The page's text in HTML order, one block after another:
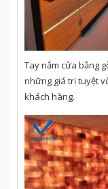
Tay nắm cửa bằng
những giá trị tuyệt
khách hàng.